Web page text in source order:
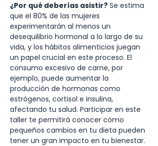
¿Por qué deberías asistir? Se estima
que el 80% de las mujeres
experimentarán al menos un
desequilibrio hormonal a lo largo de su
vida, y los hábitos alimenticios juegan
un papel crucial en este proceso. El
consumo excesivo de carne, por
ejemplo, puede aumentar la
producción de hormonas como
estrógenos, cortisol e insulina,
afectando tu salud. Participar en este
taller te permitirá conocer cómo
pequeños cambios en tu dieta pueden
tener un gran impacto en tu bienestar.